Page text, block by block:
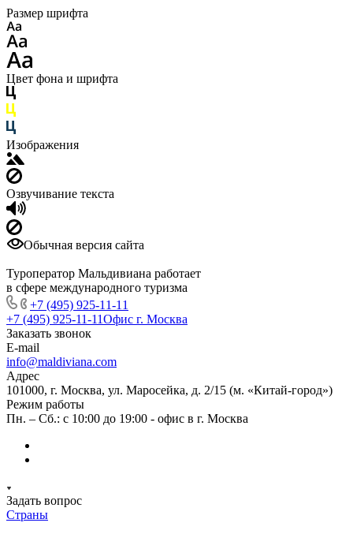
Размер шрифта
Цвет фона и шрифта
Изображения
Озвучивание текста
Обычная версия сайта
Туроператор Мальдивиана работает
в сфере международного туризма
+7 (495) 925-11-11
+7 (495) 925-11-11Офис г. Москва
Заказать звонок
E-mail
info@maldiviana.com
Адрес
101000, г. Москва, ул. Маросейка, д. 2/15 (м. «Китай-город»)
Режим работы
Пн. – Сб.: с 10:00 до 19:00 - офис в г. Москва
Задать вопрос
Страны